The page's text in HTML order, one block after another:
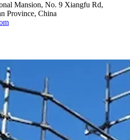
Mansion, No. 9 Xiangfu Rd,
Province, China